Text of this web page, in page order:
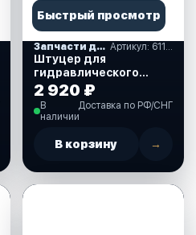
Быстрый просмотр
Запчасти для гидравличнских систем рулевого управления Артикул: 611038
Штуцер для
гидравлического
цилиндра тройной,
9/16, 9/16, 1/2 (611038)
2 920 ₽
В
наличии
Доставка по РФ/СНГ
В корзину →